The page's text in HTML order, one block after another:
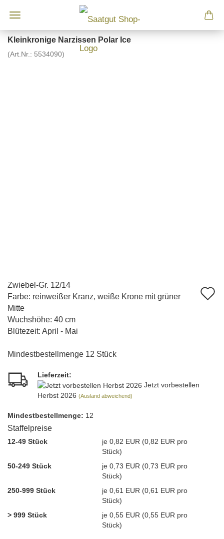
Kleinkronige Narzissen Polar Ice
(Art.Nr.: 5534090)
Zwiebel-Gr. 12/14
Farbe: reinweißer Kranz, weiße Krone mit grüner
Mitte
Wuchshöhe: 40 cm
Blütezeit: April - Mai
Mindestbestellmenge 12 Stück
Lieferzeit:
Jetzt vorbestellen
Herbst 2026 (Ausland abweichend)
Mindest­bestellmenge: 12
Staffelpreise
12-49 Stück
je 0,82 EUR (0,82 EUR pro
Stück)
50-249 Stück
je 0,73 EUR (0,73 EUR pro
Stück)
250-999 Stück
je 0,61 EUR (0,61 EUR pro
Stück)
> 999 Stück
je 0,55 EUR (0,55 EUR pro
Stück)